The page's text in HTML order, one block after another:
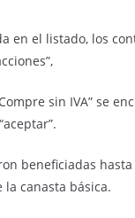
en el listado, los
sin IVA” se
beneficiadas
canasta básica.